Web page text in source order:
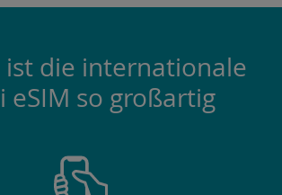
ist die internationale
eSIM so großartig